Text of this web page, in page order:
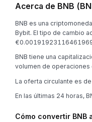
Acerca de BNB
BNB es una
Bybit. El tipo de cambio
BNB tiene una
volumen de operaciones
La oferta circulante es de
En las últimas 24 horas,
Cómo convertir BNB